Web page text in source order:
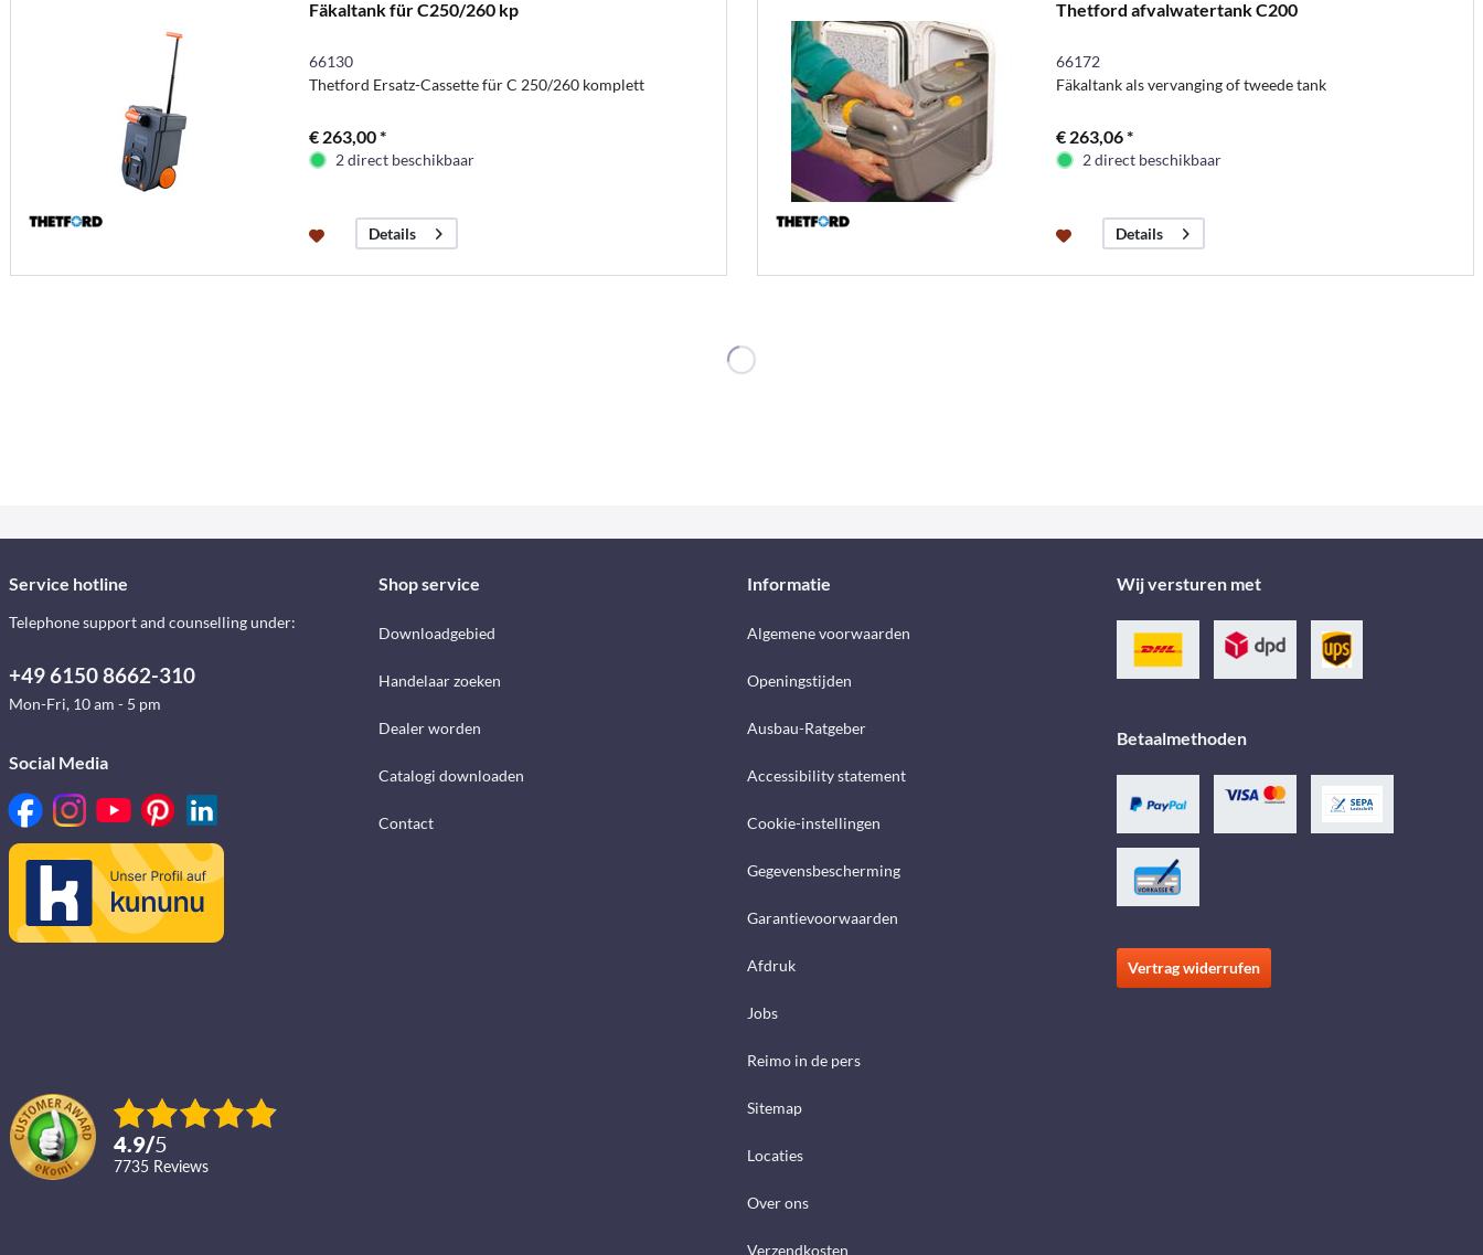
Fäkaltank für C250/260 kp
66130
Thetford Ersatz-Cassette für C 250/260 komplett
€ 263,00 *
2 direct beschikbaar
Details
Thetford afvalwatertank C200
66172
Fäkaltank als vervanging of tweede tank
€ 263,06 *
2 direct beschikbaar
Details
Service hotline
Telephone support and counselling under:
+49 6150 8662-310
Mon-Fri, 10 am - 5 pm
Social Media
4.9/5
7735 reviews
Shop service
Downloadgebied
Handelaar zoeken
Dealer worden
Catalogi downloaden
Contact
Informatie
Algemene voorwaarden
Openingstijden
Ausbau-Ratgeber
Accessibility statement
Cookie-instellingen
Gegevensbescherming
Garantievoorwaarden
Afdruk
Jobs
Reimo in de pers
Sitemap
Locaties
Over ons
Verzendkosten
Wij versturen met
Betaalmethoden
Vertrag widerrufen